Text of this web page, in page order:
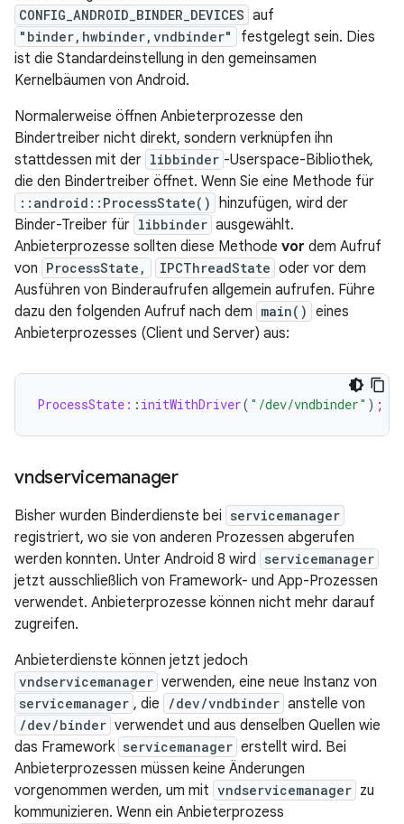
CONFIG_ANDROID_BINDER_DEVICES auf
"binder,hwbinder,vndbinder"
festgelegt sein. Dies
ist die Standardeinstellung in den gemeinsamen
Kernelbäumen von Android.
Normalerweise öffnen Anbieterprozesse den
Bindertreiber nicht direkt, sondern verknüpfen ihn
stattdessen mit der libbinder -Userspace-Bibliothek,
die den Bindertreiber öffnet. Wenn Sie eine Methode für
::android::ProcessState() hinzufügen, wird der
Binder-Treiber für libbinder ausgewählt.
Anbieterprozesse sollten diese Methode vor dem Aufruf
von ProcessState, IPCThreadState oder vor dem
Ausführen von Binderaufrufen allgemein aufrufen. Führe
dazu den folgenden Aufruf nach dem main() eines
Anbieterprozesses (Client und Server) aus:
ProcessState: : initWithDriver( "/dev/vndbinder" ) ;
vndservicemanager
Bisher wurden Binderdienste bei servicemanager
registriert, wo sie von anderen Prozessen abgerufen
werden konnten. Unter Android 8 wird servicemanager
jetzt ausschließlich von Framework- und App-Prozessen
verwendet. Anbieterprozesse können nicht mehr darauf
zugreifen.
Anbieterdienste können jetzt jedoch
vndservicemanager verwenden, eine neue Instanz von
servicemanager , die /dev/vndbinder anstelle von
/dev/binder verwendet und aus denselben Quellen wie
das Framework servicemanager erstellt wird. Bei
Anbieterprozessen müssen keine Änderungen
vorgenommen werden, um mit vndservicemanager zu
kommunizieren. Wenn ein Anbieterprozess